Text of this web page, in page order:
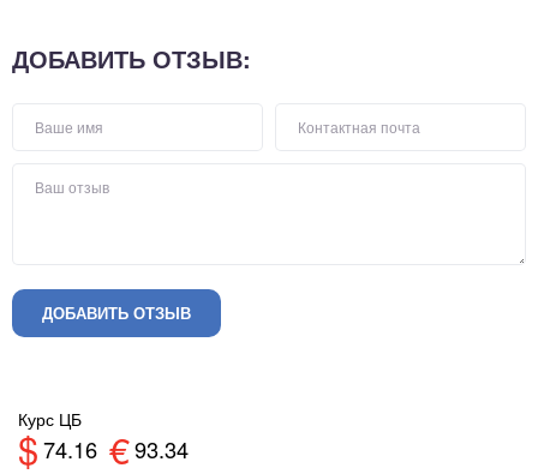
ДОБАВИТЬ ОТЗЫВ:
ДОБАВИТЬ ОТЗЫВ
Курс ЦБ
$74.16 €93.34